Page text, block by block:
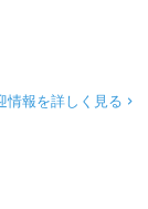
情報を詳しく見る